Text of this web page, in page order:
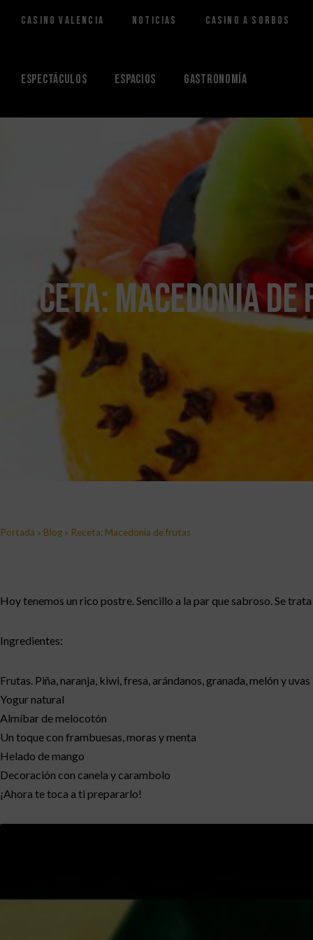
contenido
Casino Valencia Noticias Casino a Sorbos
Espectáculos Espacios Gastronomía
Receta: Macedonia
Portada » Blog » Receta: Macedonia de frutas
Hoy tenemos un rico postre. Sencillo a la par que sabroso. Se
Ingredientes:
Frutas. Piña, naranja, kiwi, fresa, arándanos, granada, melón y uvas
Yogur natural
Almíbar de melocotón
Un toque con frambuesas, moras y menta
Helado de mango
Decoración con canela y carambolo
¡Ahora te toca a ti prepararlo!